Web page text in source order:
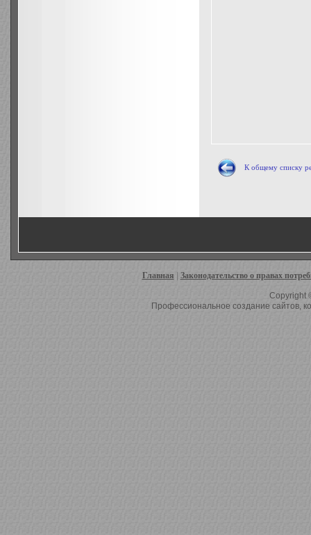
К общему списку
Главная Законодательство о правах
Copyright
Профессиональное создание сайтов,